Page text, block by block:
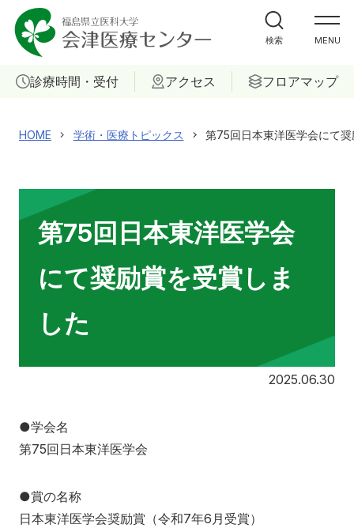
MENU
外来受診の方
ご相談
寄附 お問い合わせ
診療時間・受付 アクセス フロアマップ
検索
HOME 学術・医療トピックス 第75回日本東洋医学会にて
第75回日本東洋医学会
にて奨励賞を受賞しま
した
2025.06.30
●学会名
第75回日本東洋医学会
●賞の名称
日本東洋医学会奨励賞（令和7年6月受賞）